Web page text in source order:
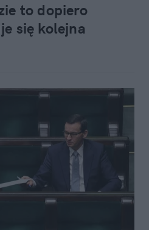
to dopiero
się kolejna